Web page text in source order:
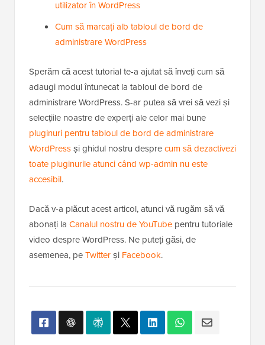
utilizator în WordPress
Cum să marcați alb tabloul de bord de
administrare WordPress
Sperăm că acest tutorial te-a ajutat să înveți cum să
adaugi modul întunecat la tabloul de bord de
administrare WordPress. S-ar putea să vrei să vezi și
selecțiile noastre de experți ale celor mai bune
pluginuri pentru tabloul de bord de administrare
WordPressși ghidul nostru desprecum să dezactivezi
toate pluginurile atunci când wp-admin nu este
accesibil.
Dacă v-a plăcut acest articol, atunci vă rugăm să vă
abonați la Canalul nostru de YouTube pentru tutoriale
video despre WordPress. Ne puteți găsi, de
asemenea, peTwitterși Facebook.